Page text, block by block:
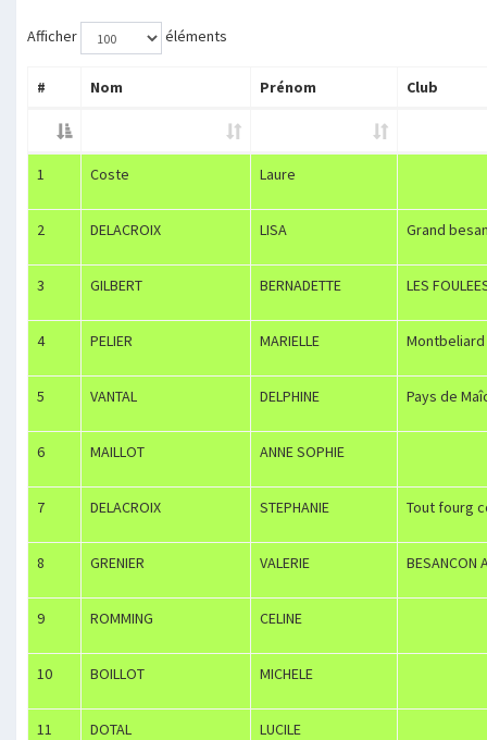
Afficher éléments
# Nom Prénom Club
1 Coste Laure
2 DELACROIX LISA Grand
3 GILBERT BERNADETTE LES
4 PELIER MARIELLE
5 VANTAL DELPHINE Pays de
6 MAILLOT ANNE SOPHIE
7 DELACROIX STEPHANIE Tout fourg
8 GRENIER VALERIE BESANCON
9 ROMMING CELINE
10 BOILLOT MICHELE
11 DOTAL LUCILE